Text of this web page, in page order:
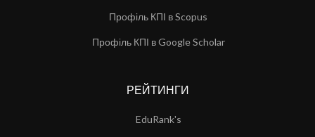
Профіль КПІ в Scopus
Профіль КПІ в Google Scholar
РЕЙТИНГИ
EduRank's